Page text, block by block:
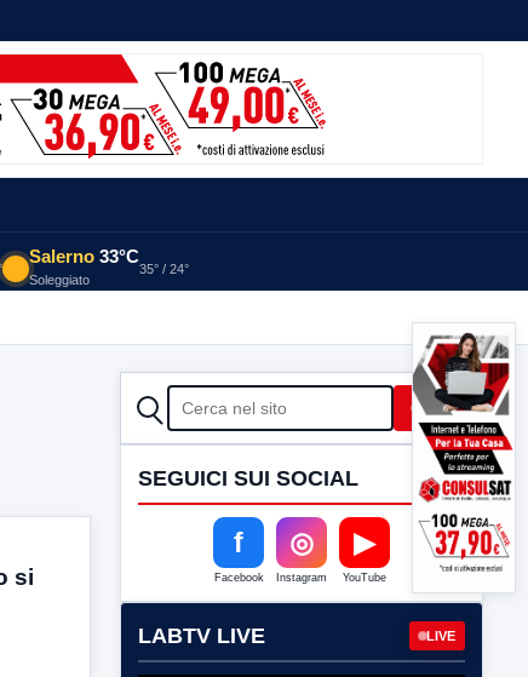
Salerno 33°C
Soleggiato
35° / 24°
si
CERCA Cerca
SEGUICI SUI SOCIAL
f
Facebook
◎
Instagram
▶
YouTube
LABTV LIVE LIVE